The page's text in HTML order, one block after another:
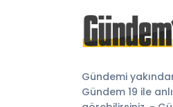
Gündemi
Gündem 19 ile